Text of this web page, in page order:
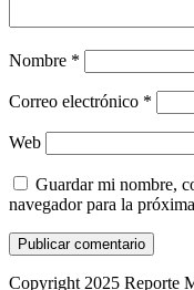
Nombre *
Correo electrónico *
Web
Guardar mi nombre,
navegador para la
Copyright 2025 Reporte